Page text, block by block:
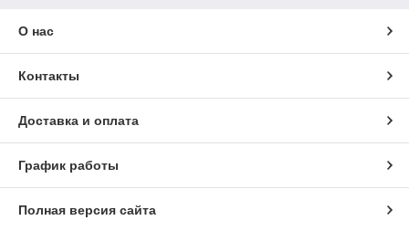
О нас
Контакты
Доставка и оплата
График работы
Полная версия сайта